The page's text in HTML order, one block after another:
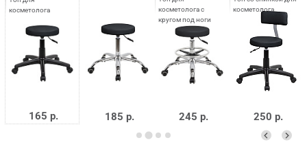
165 р. 185 р. 245 р. 250 р.